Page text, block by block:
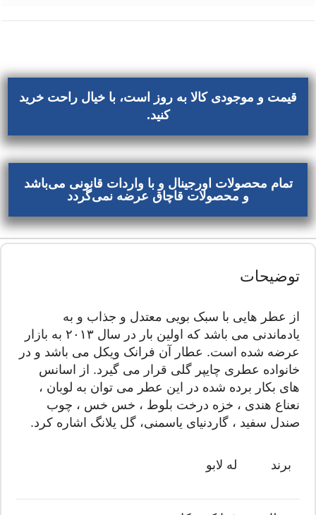
قیمت و موجودی کالا به روز است، با خیال راحت خرید
کنید.
تمام محصولات اورجینال و با واردات قانونی می‌باشد
و محصولات قاچاق عرضه نمی‌گردد
توضیحات
از عطر هایی با سبک بویی معتدل و جذاب و به
یادماندنی می باشد که اولین بار در سال ۲۰۱۳ به بازار
عرضه شده است. عطار آن فرانک ویکل می باشد و در
خانواده عطری چایپر گلی قرار می گیرد. از اسانس
های بکار برده شده در این عطر می توان به لوبان ،
نعناع هندی ، خزه درخت بلوط ، خس خس ، چوب
صندل سفید ، گاردنیای یاسمنی، گل یلانگ اشاره کرد.
برند له لابو